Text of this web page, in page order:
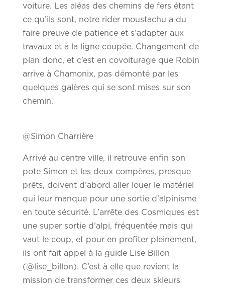
voiture. Les aléas des chemins de fers étant
ce qu’ils sont, notre rider moustachu a du
faire preuve de patience et s’adapter aux
travaux et à la ligne coupée. Changement de
plan donc, et c’est en covoiturage que Robin
arrive à Chamonix, pas démonté par les
quelques galères qui se sont mises sur son
chemin.
@Simon Charrière
Arrivé au centre ville, il retrouve enfin son
pote Simon et les deux compères, presque
prêts, doivent d’abord aller louer le matériel
qui leur manque pour une sortie d’alpinisme
en toute sécurité. L’arrête des Cosmiques est
une super sortie d’alpi, fréquentée mais qui
vaut le coup, et pour en profiter pleinement,
ils ont fait appel à la guide Lise Billon
(@lise_billon). C’est à elle que revient la
mission de transformer ces deux skieurs